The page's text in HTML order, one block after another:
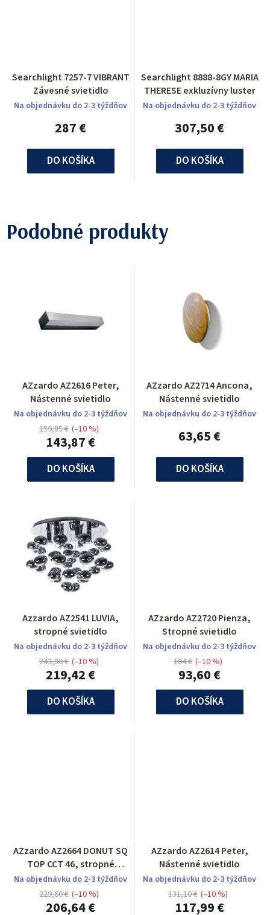
Searchlight 7257-7 VIBRANT
Závesné svietidlo
Na objednávku do 2-3 týždňov
287 €
DO KOŠÍKA
Searchlight 8888-8GY MARIA
THERESE exkluzívny luster
Na objednávku do 2-3 týždňov
307,50 €
DO KOŠÍKA
Podobné produkty
AZzardo AZ2616 Peter,
Nástenné svietidlo
Na objednávku do 2-3 týždňov
143,87 €
159,85 € (–10 %)
DO KOŠÍKA
AZzardo AZ2714 Ancona,
Nástenné svietidlo
Na objednávku do 2-3 týždňov
63,65 €
DO KOŠÍKA
Azzardo AZ2541 LUVIA,
stropné svietidlo
Na objednávku do 2-3 týždňov
219,42 €
243,80 € (–10 %)
DO KOŠÍKA
AZzardo AZ2720 Pienza,
Stropné svietidlo
Na objednávku do 2-3 týždňov
93,60 €
104 € (–10 %)
DO KOŠÍKA
AZzardo AZ2664 DONUT SQ
TOP CCT 46, stropné
svietidlo
Na objednávku do 2-3 týždňov
206,64 €
229,60 € (–10 %)
AZzardo AZ2614 Peter,
Nástenné svietidlo
Na objednávku do 2-3 týždňov
117,99 €
131,10 € (–10 %)